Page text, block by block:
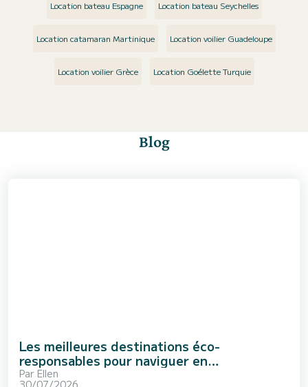
Location bateau Espagne Location bateau Seychelles
Location catamaran Martinique Location voilier Guadeloupe
Location voilier Grèce Location Goélette Turquie
Blog
Les meilleures destinations éco-
responsables pour naviguer en
Méditerranée
Par Ellen
30/07/2026